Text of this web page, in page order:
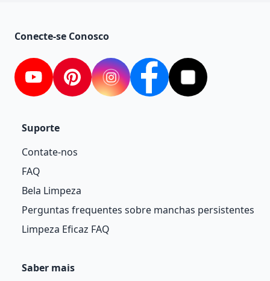
Conecte-se Conosco
youtubePinterestinstagramfacebookTiktok
Suporte
Contate-nos
FAQ
Bela Limpeza
Perguntas frequentes sobre manchas persistentes
Limpeza Eficaz FAQ
Saber mais